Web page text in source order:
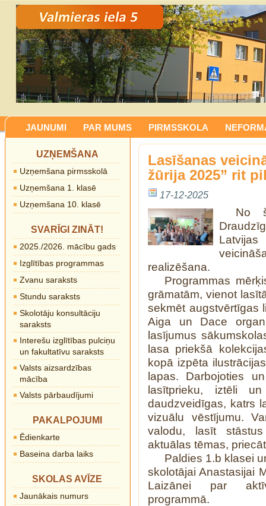
JAUNUMI PAR MUMS PIRMSSKOLA
UZŅEMŠANA
Uzņemšana pirmsskolā
Uzņemšana 1. klasē
Uzņemšana 10. klasē
SVARĪGI ZINĀT!
2025./2026. mācību gads
Izglītības programmas
Zvanu saraksts
Stundu saraksts
Skolotāju konsultāciju
saraksts
Interešu izglītības pulciņu
un fakultatīvu saraksts
Valsts aizsardzības
mācība
Valsts pārbaudījumi
PAKALPOJUMI
Ēdienkarte
Baseina darba laiks
SKOLAS AVĪZE
Jaunākais numurs
Lasīšanas
žūrija 2025” rit
17-12-2025
No
realizēšana.
Programmas
grāmatām, vienot
sekmēt augstvērtīgas
Aiga un Dace
lasījumus
lasa priekšā
kopā izpēta
lapas. Darbojoties
lasītprieku, iztēli
daudzveidīgas, katrs
vizuālu vēstījumu.
valodu, lasīt
aktuālas tēmas,
Paldies 1.b klasei
skolotājai Anastasijai
Laizānei par
programmā.